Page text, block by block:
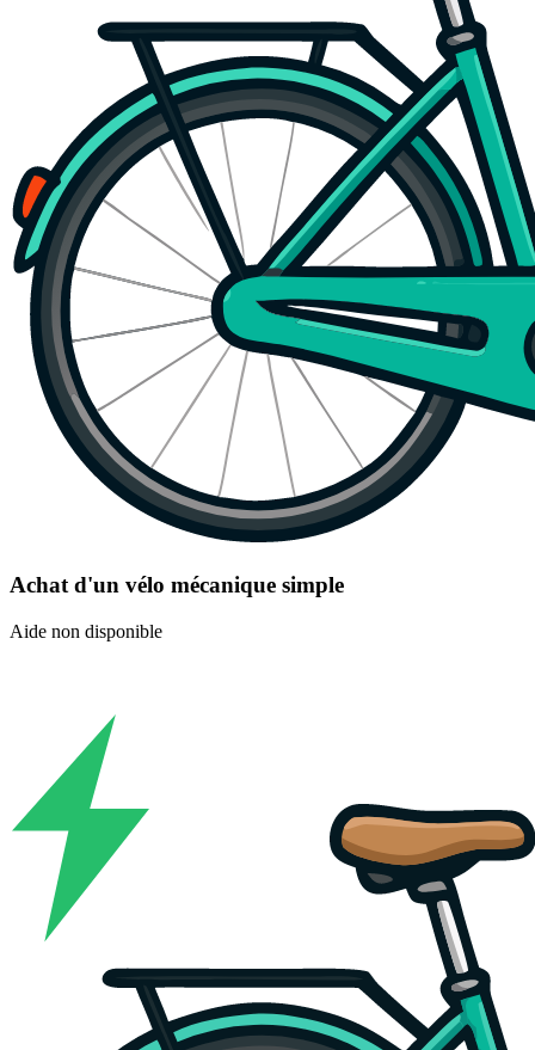
Achat d'un vélo mécanique simple
Aide non disponible